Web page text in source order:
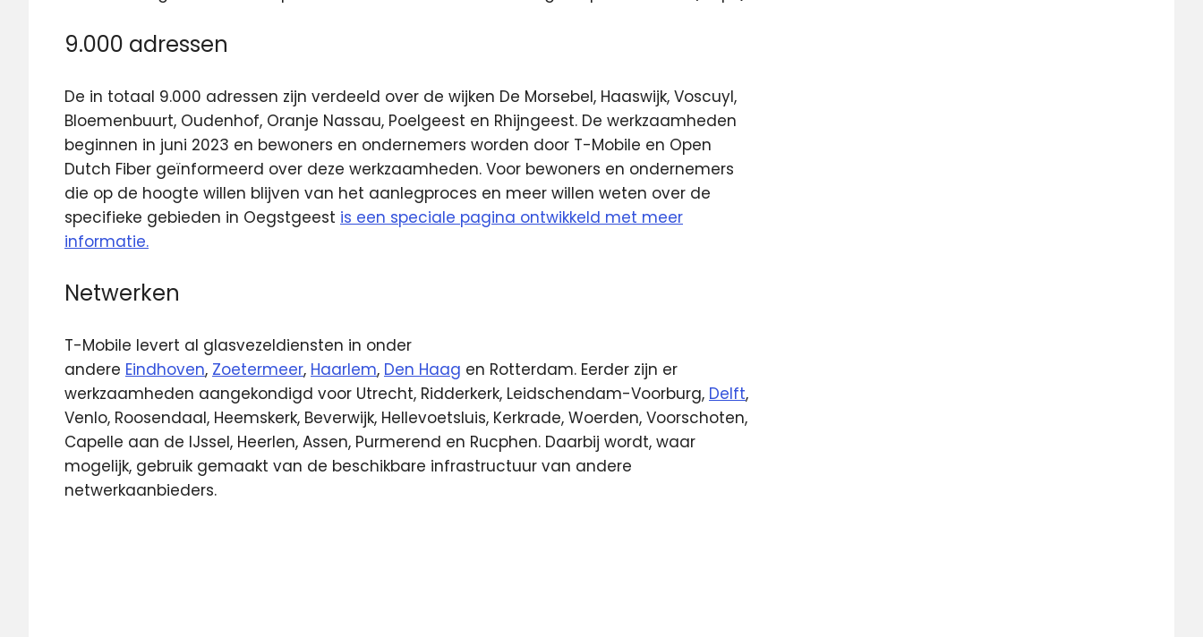
9.000 adressen
De in totaal 9.000 adressen zijn verdeeld over de wijken De Morsebel, Haaswijk, Voscuyl,
Bloemenbuurt, Oudenhof, Oranje Nassau, Poelgeest en Rhijngeest. De werkzaamheden
beginnen in juni 2023 en bewoners en ondernemers worden door T-Mobile en Open
Dutch Fiber geïnformeerd over deze werkzaamheden. Voor bewoners en ondernemers
die op de hoogte willen blijven van het aanlegproces en meer willen weten over de
specifieke gebieden in Oegstgeest is een speciale pagina ontwikkeld met meer
informatie.
Netwerken
T-Mobile levert al glasvezeldiensten in onder
andere Eindhoven, Zoetermeer, Haarlem, Den Haag en Rotterdam. Eerder zijn er
werkzaamheden aangekondigd voor Utrecht, Ridderkerk, Leidschendam-Voorburg, Delft,
Venlo, Roosendaal, Heemskerk, Beverwijk, Hellevoetsluis, Kerkrade, Woerden, Voorschoten,
Capelle aan de IJssel, Heerlen, Assen, Purmerend en Rucphen. Daarbij wordt, waar
mogelijk, gebruik gemaakt van de beschikbare infrastructuur van andere
netwerkaanbieders.